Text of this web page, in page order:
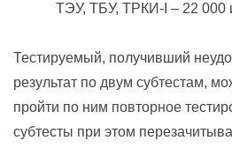
ТЭУ, ТБУ, ТРКИ-I – 22 000
Тестируемый, получивший
результат по двум субтестам,
пройти по ним повторное
субтесты при этом